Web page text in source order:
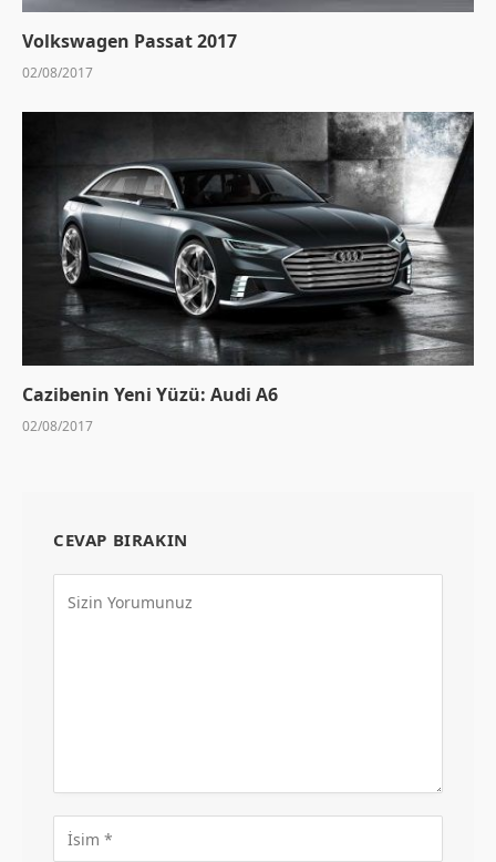
Volkswagen Passat 2017
02/08/2017
Cazibenin Yeni Yüzü: Audi A6
02/08/2017
CEVAP BIRAKIN